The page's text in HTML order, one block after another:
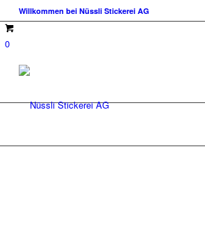
Willkommen bei Nüssli Stickerei AG
0